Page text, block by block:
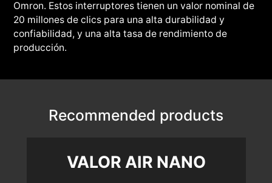
Omron. Estos interruptores tienen un valor nominal de
20 millones de clics para una alta durabilidad y
confiabilidad, y una alta tasa de rendimiento de
producción.
Recommended products
VALOR AIR NANO